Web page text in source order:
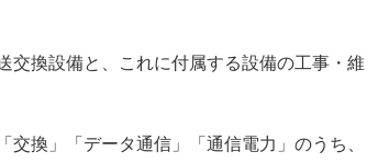
交換設備と、これに付属する設備の工事・維
換」「データ通信」「通信電力」のうち、